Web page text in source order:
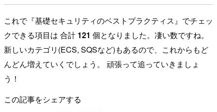
これで『基礎セキュリティのベストプラクティス』でチェッ
クできる項目は 合計 121 個となりました。凄い数ですね。
新しいカテゴリ(ECS, SQSなど)もあるので、これからもど
んどん増えていくでしょう。 頑張って追っていきましょ
う！
この記事をシェアする